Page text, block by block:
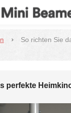
So richten Sie
perfekte